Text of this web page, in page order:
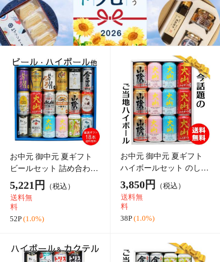
お中元 夏ギフト 2026 ハ
イボールと燻製おつまみ
ほろ酔いセット ハイボー
ル缶4本(大山・山陰・サ
クラ・ミズナラ) 燻製お
3,974円（税込）
送料無
お中元 夏ギフト 2026 ハ
イボールと燻製おつまみ
ほろ酔いセット ハイボー
ル缶4本(大山2・山陰2) 燻
製おつまみ2種(チーズ・
ミックスナッ
3,875円（税込）
送料無
料
お中元 夏ギフト 2026 ハ
イボール他と燻製おつま
お中元 夏ギフト 2026 ハ
イボール他と燻製おつま